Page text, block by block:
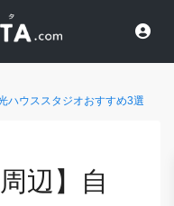
ハウススタジオおすすめ3選
辺】自